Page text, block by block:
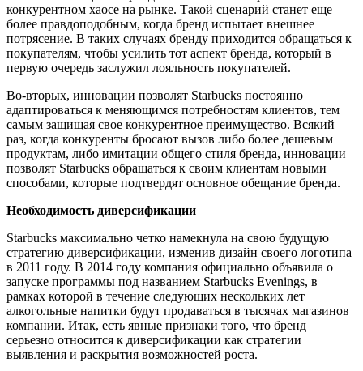
конкурентном хаосе на рынке. Такой сценарий станет еще
более правдоподобным, когда бренд испытает внешнее
потрясение. В таких случаях бренду приходится обращаться к
покупателям, чтобы усилить тот аспект бренда, который в
первую очередь заслужил лояльность покупателей.
Во-вторых, инновации позволят Starbucks постоянно
адаптироваться к меняющимся потребностям клиентов, тем
самым защищая свое конкурентное преимущество. Всякий
раз, когда конкуренты бросают вызов либо более дешевым
продуктам, либо имитации общего стиля бренда, инновации
позволят Starbucks обращаться к своим клиентам новыми
способами, которые подтвердят основное обещание бренда.
Необходимость диверсификации
Starbucks максимально четко намекнула на свою будущую
стратегию диверсификации, изменив дизайн своего логотипа
в 2011 году. В 2014 году компания официально объявила о
запуске программы под названием Starbucks Evenings, в
рамках которой в течение следующих нескольких лет
алкогольные напитки будут продаваться в тысячах магазинов
компании. Итак, есть явные признаки того, что бренд
серьезно относится к диверсификации как стратегии
выявления и раскрытия возможностей роста.